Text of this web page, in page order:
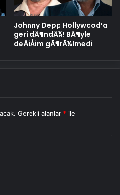
Johnny Depp Hollywood’a
geri dÃ¶ndÃ¼! BÃ¶yle
deÄiÅim gÃ¶rÃ¼lmedi
Gerekli alanlar * ile